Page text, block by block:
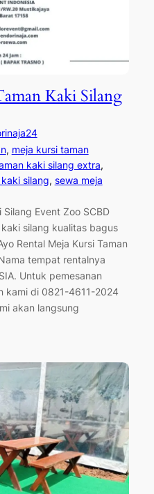
Kaki Silang
, meja kursi taman
kaki silang extra
silang, sewa meja
Silang Event Zoo SCBD
silang kualitas bagus
Rental Meja Kursi Taman
tempat rentalnya
Untuk pemesanan
kami di 0821-4611-2024
akan langsung